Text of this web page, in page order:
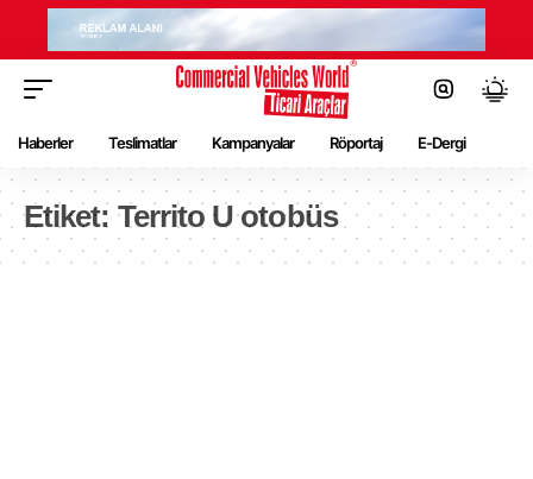
Haberler Teslimatlar Kampanyalar Röportaj E-Dergi
Etiket: Territo U otobüs